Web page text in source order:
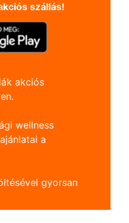
szállás!
akciós
wellness
a
gyorsan